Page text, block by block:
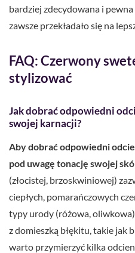
bardziej zdecydowana i
zawsze przekładało się na
FAQ: Czerwony
stylizować
Jak dobrać odpowiedni
swojej karnacji?
Aby dobrać odpowiedni
pod uwagę tonację swojej
(złocistej, brzoskwiniowej)
ciepłych, pomarańczowych
typy urody (różowa,
z domieszką błękitu, takie jak
warto przymierzyć kilka